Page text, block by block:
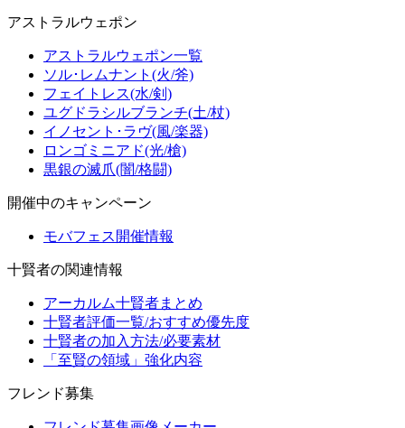
アストラルウェポン
アストラルウェポン一覧
ソル･レムナント(火/斧)
フェイトレス(水/剣)
ユグドラシルブランチ(土/杖)
イノセント･ラヴ(風/楽器)
ロンゴミニアド(光/槍)
黒銀の滅爪(闇/格闘)
開催中のキャンペーン
モバフェス開催情報
十賢者の関連情報
アーカルム十賢者まとめ
十賢者評価一覧/おすすめ優先度
十賢者の加入方法/必要素材
「至賢の領域」強化内容
フレンド募集